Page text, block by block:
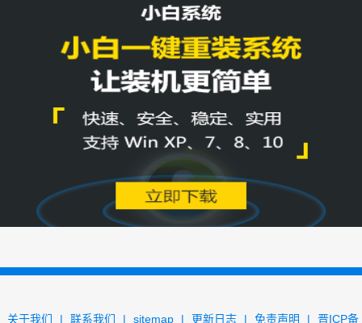
关于我们 | 联系我们 | sitemap | 更新日志 | 免责声明 | 晋ICP备